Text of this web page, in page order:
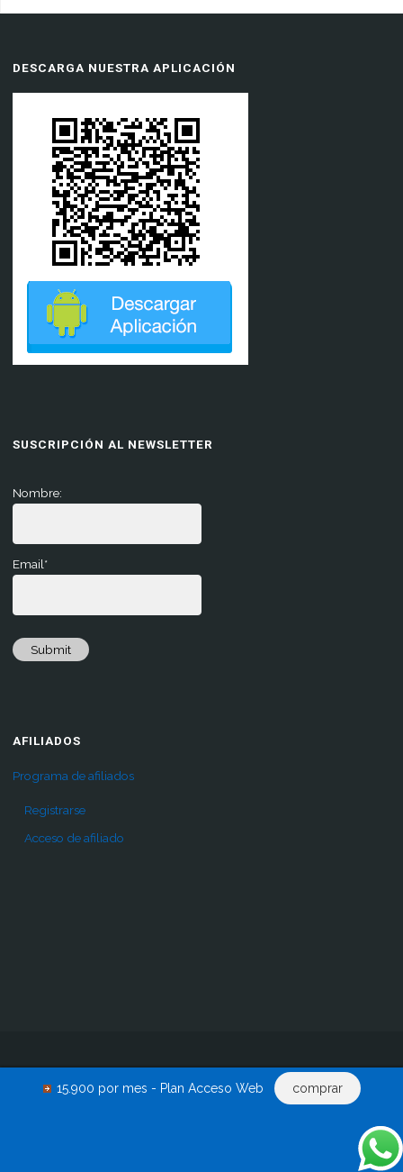
15.900 por mes - Plan Acceso Web comprar
DESCARGA NUESTRA APLICACIÓN
SUSCRIPCIÓN AL NEWSLETTER
Nombre:
Email*
Submit
AFILIADOS
Programa de afiliados
Registrarse
Acceso de afiliado
Renovar acceso
Descargas
0 productos